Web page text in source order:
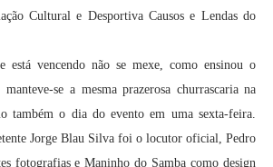
Cultural e Desportiva Causos e Lendas do
está vencendo não se mexe, como ensinou o
se a mesma prazerosa churrascaria na
também o dia do evento em uma sexta-feira.
Jorge Blau Silva foi o locutor oficial, Pedro
fotografias e Maninho do Samba como design